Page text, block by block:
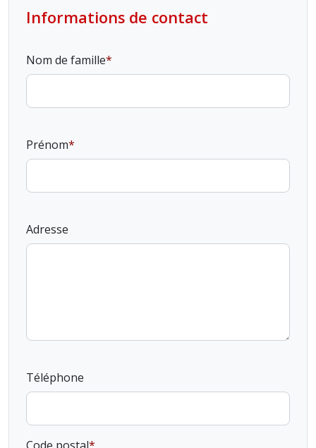
Informations de contact
Nom de famille
Prénom
Adresse
Téléphone